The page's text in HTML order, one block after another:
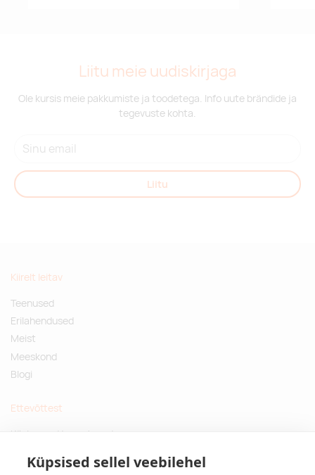
Küpsised sellel veebilehel
Liitu meie uudiskirjaga
Ole kursis meie pakkumiste ja toodetega. Info uute brändide ja
tegevuste kohta.
Liitu
Kiirelt leitav
Teenused
Erilahendused
Meist
Meeskond
Blogi
Ettevõttest
Küsimused ja vastused
Privaatsuspoliitika